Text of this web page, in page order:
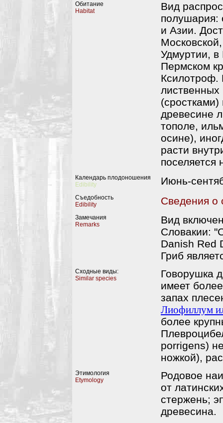
Обитание
Habitat
Вид
полушария:
и Азии.
Удмуртии,
Пермском
Ксилотроф.
древесине
тополе,
осине),
расти
поселяется
Календарь плодоношения
Edibility
Июнь-
Съедобность
Edibility
Сведения о
Замечания
Remarks
Вид
Словакии:
Danish Red
Гриб
Сходные виды:
Similar species
Говорушка
имеет
запах
Лиофиллум
более
porrigens)
ножкой),
Этимология
Etymology
Родовое
от
стержень;
древесина.